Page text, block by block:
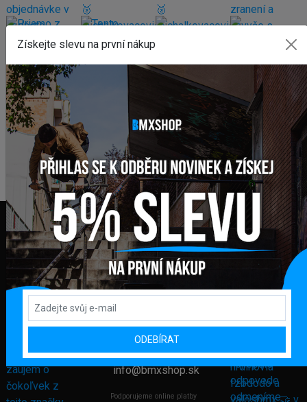
FAKTURAČNÍ ADRESA
GLOBAL DIAMONDS s. r. o.
Námestie sv. Martina 708/30
082 71 Lipany
Slovensko
+421 948 374 905
info@bmxshop.sk
Podporujeme online platby
Získejte slevu na první nákup
ODEBÍRAT